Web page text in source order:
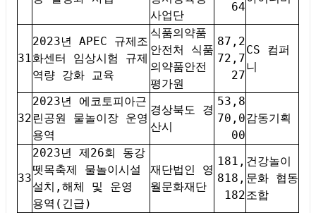
사업단
64
31
2023년 APEC 규제조
화센터 임상시험 규제
역량 강화 교육
식품의약품
안전처 식품
의약품안전
평가원
87,2
72,7
27
CS 컴퍼
니
32
2023년 에코토피아근
린공원 물놀이장 운영
용역
경상북도 경
산시
53,8
70,0
00
감동기획
33
2023년 제26회 동강
뗏목축제 물놀이시설
설치,해체 및 운영
용역(긴급)
재단법인 영
월문화재단
181,
818,
182
건강놀이
문화 협동
조합